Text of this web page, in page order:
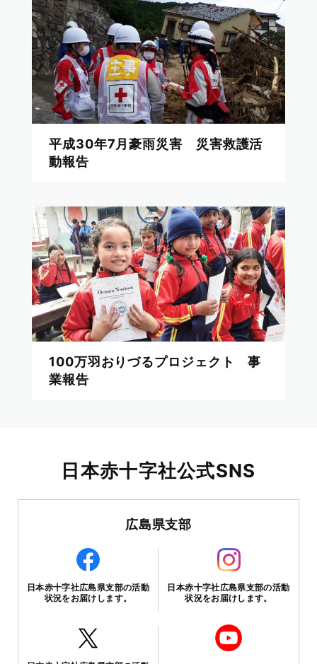
平成30年7月豪雨災害 災害救護活
動報告
100万羽おりづるプロジェクト 事
業報告
日本赤十字社公式SNS
広島県支部
日本赤十字社広島県支部の活動
状況をお届けします。
日本赤十字社広島県支部の活動
状況をお届けします。